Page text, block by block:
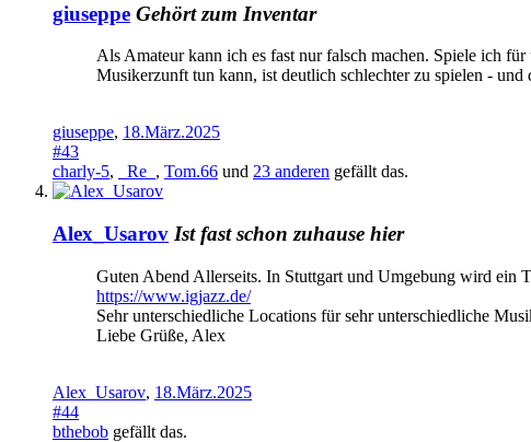
giuseppe Gehört zum Inventar
Als Amateur kann ich es fast nur falsch machen. Spiele ich
Musikerzunft tun kann, ist deutlich schlechter zu spielen - und
giuseppe, 18.März.2025
#43
charly-5, _Re_ , Tom.66 und 23 anderen gefällt das.
Alex_Usarov Ist fast schon zuhause hier
Guten Abend Allerseits. In Stuttgart und Umgebung wird ein
https://www.igjazz.de/
Sehr unterschiedliche Locations für sehr unterschiedliche
Liebe Grüße, Alex
Alex_Usarov, 18.März.2025
#44
bthebob gefällt das.